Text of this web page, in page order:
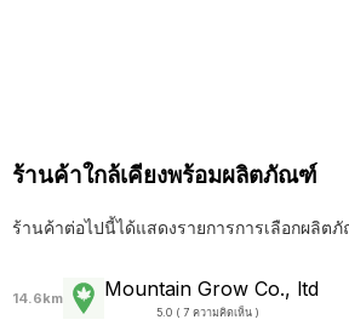
ร้านค้าใกล้เคียงพร้อมผลิตภัณฑ์
ร้านค้าต่อไปนี้ได้แสดงรายการการเลือกผลิต
14.6km Mountain Grow Co., ltd
5.0 ( 7 ความคิดเห็น )